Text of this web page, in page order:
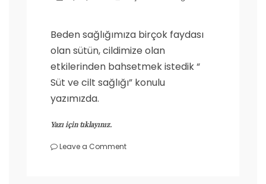
Beden sağlığımıza birçok faydası
olan sütün, cildimize olan
etkilerinden bahsetmek istedik “
Süt ve cilt sağlığı” konulu
yazımızda.
Yazı için tıklayınız.
Leave a Commenton